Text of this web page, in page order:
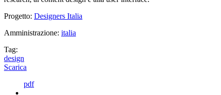
Progetto: Designers Italia
Amministrazione: italia
Tag:
design
Scarica
pdf